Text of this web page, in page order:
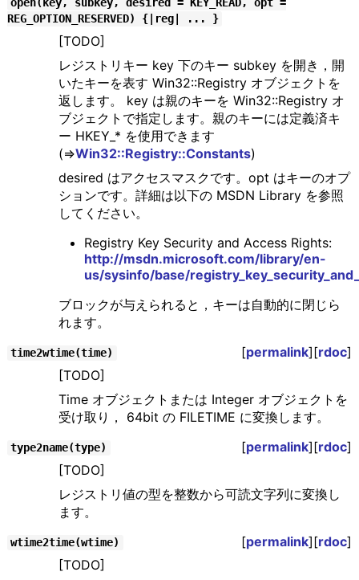
open(key, subkey, desired = KEY_READ, opt =
REG_OPTION_RESERVED) {|reg| ... }
[TODO]
レジストリキー key 下のキー subkey を開き，開
いたキーを表す Win32::Registry オブジェクトを
返します。 key は親のキーを Win32::Registry オ
ブジェクトで指定します。親のキーには定義済キ
ー HKEY_* を使用できます
(⇒Win32::Registry::Constants)
desired はアクセスマスクです。opt はキーのオプ
ションです。詳細は以下の MSDN Library を参照
してください。
Registry Key Security and Access Rights:
http://msdn.microsoft.com/library/en-
us/sysinfo/base/
ブロックが与えられると，キーは自動的に閉じら
れます。
time2wtime(time) [permalink][rdoc]
[TODO]
Time オブジェクトまたは Integer オブジェクトを
受け取り， 64bit の FILETIME に変換します。
type2name(type) [permalink][rdoc]
[TODO]
レジストリ値の型を整数から可読文字列に変換し
ます。
wtime2time(wtime) [permalink][rdoc]
[TODO]